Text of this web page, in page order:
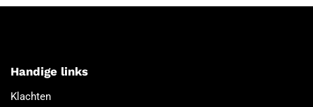
Handige links
Klachten